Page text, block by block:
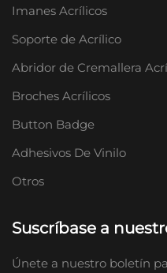
Imanes Acrílicos
Soporte de Acrílico
Abridor de Cremallera
Broches Acrílicos
Button Badge
Adhesivos De Vinilo
Otros
Suscríbase a
Únete a nuestro boletín